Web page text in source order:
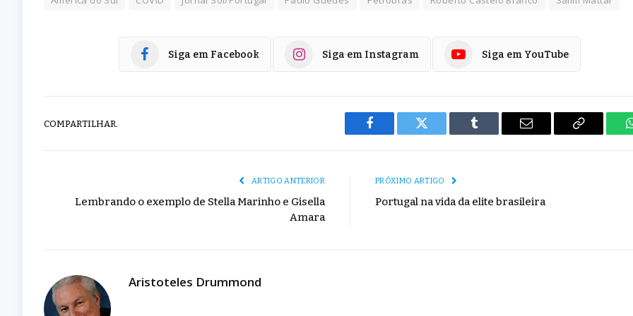
Siga em Facebook Siga em Instagram Siga em YouTube
COMPARTILHAR.
Facebook Twitter Tumblr
E-
Copiar
ARTIGO ANTERIOR
Lembrando o exemplo de Stella Marinho e Gisella
Amara
PRÓXIMO ARTIGO
Portugal na vida da elite brasileira
Aristoteles Drummond